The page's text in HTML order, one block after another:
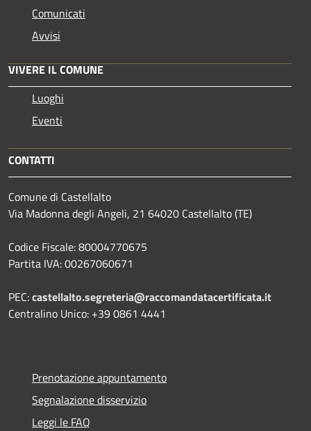
Comunicati
Avvisi
VIVERE IL COMUNE
Luoghi
Eventi
CONTATTI
Comune di Castellalto
Via Madonna degli Angeli, 21 64020 Castellalto (TE)
Codice Fiscale: 80004770675
Partita IVA: 00267060671
PEC:castellalto.segreteria@raccomandatacertificata.it
Centralino Unico: +39 0861 4441
Prenotazione appuntamento
Segnalazione disservizio
Leggi le FAQ